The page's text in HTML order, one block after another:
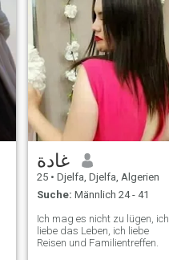
غادة
25 • Djelfa, Djelfa, Algerien
Suche: Männlich 24 - 41
Ich mag es nicht zu lügen, ich
liebe das Leben, ich liebe
Reisen und Familientreffen.